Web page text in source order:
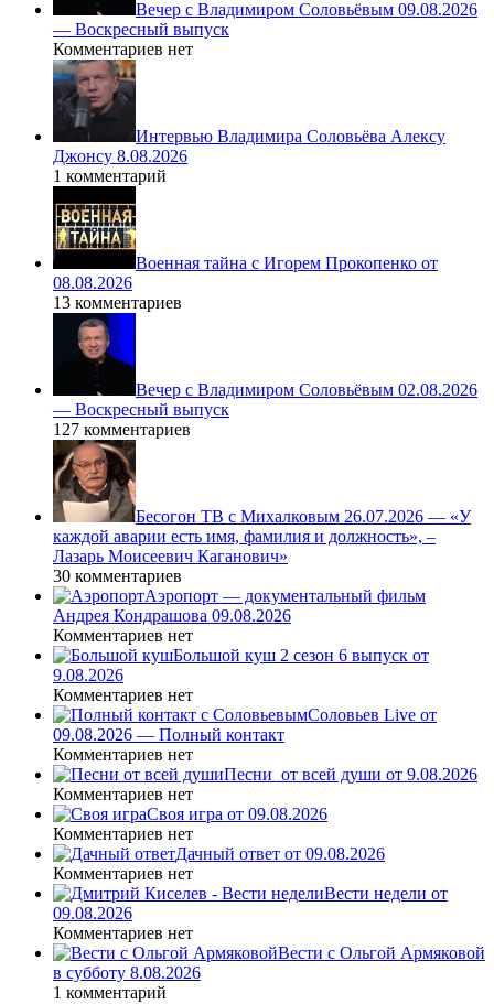
Вечер с Владимиром Соловьёвым 09.08.2026
— Воскресный выпуск
Комментариев нет
Интервью Владимира Соловьёва Алексу
Джонсу 8.08.2026
1 комментарий
Военная тайна с Игорем Прокопенко от
08.08.2026
13 комментариев
Вечер с Владимиром Соловьёвым 02.08.2026
— Воскресный выпуск
127 комментариев
Бесогон ТВ с Михалковым 26.07.2026 — «У
каждой аварии есть имя, фамилия и должность», –
Лазарь Моисеевич Каганович»
30 комментариев
Аэропорт — документальный фильм
Андрея Кондрашова 09.08.2026
Комментариев нет
Большой куш 2 сезон 6 выпуск от
9.08.2026
Комментариев нет
Соловьев Live от
09.08.2026 — Полный контакт
Комментариев нет
Песни_от всей души от 9.08.2026
Комментариев нет
Своя игра от 09.08.2026
Комментариев нет
Дачный ответ от 09.08.2026
Комментариев нет
Вести недели от
09.08.2026
Комментариев нет
Вести с Ольгой Армяковой
в субботу 8.08.2026
1 комментарий